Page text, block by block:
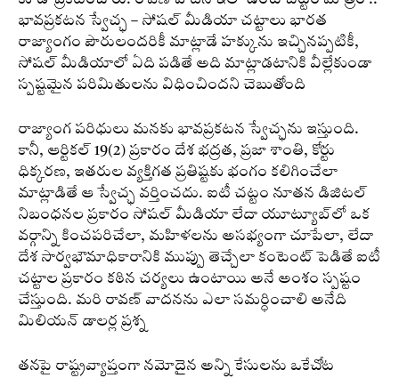
భావప్రకటన స్వేచ్ఛ – సోషల్ మీడియా చట్టాలు భారత
రాజ్యాంగం పౌరులందరికీ మాట్లాడే హక్కును ఇచ్చినప్పటికీ,
సోషల్ మీడియాలో ఏది పడితే అది మాట్లాడటానికి వీల్లేకుండా
స్పష్టమైన పరిమితులను విధించిందని చెబుతోంది
రాజ్యాంగ పరిధులు మనకు భావప్రకటన స్వేచ్ఛను ఇస్తుంది.
కానీ, ఆర్టికల్ 19(2) ప్రకారం దేశ భద్రత, ప్రజా శాంతి, కోర్టు
ధిక్కరణ, ఇతరుల వ్యక్తిగత ప్రతిష్టకు భంగం కలిగించేలా
మాట్లాడితే ఆ స్వేచ్ఛ వర్తించదు. ఐటీ చట్టం నూతన డిజిటల్
నిబంధనల ప్రకారం సోషల్ మీడియా లేదా యూట్యూబ్‌లో ఒక
వర్గాన్ని కించపరిచేలా, మహిళలను అసభ్యంగా చూపేలా, లేదా
దేశ సార్వభౌమాధికారానికి ముప్పు తెచ్చేలా కంటెంట్ పెడితే ఐటీ
చట్టాల ప్రకారం కఠిన చర్యలు ఉంటాయి అనే అంశం స్పష్టం
చేస్తుంది. మరి రావణ్ వాదనను ఎలా సమర్ధించాలి అనేది
మిలియన్ డాలర్ల ప్రశ్న
తనపై రాష్ట్రవ్యాప్తంగా నమోదైన అన్ని కేసులను ఒకేచోట